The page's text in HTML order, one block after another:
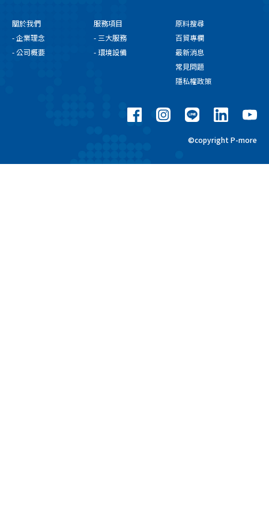
關於我們
- 企業理念
- 公司概要
服務項目
- 三大服務
- 環境設備
原料搜尋
百貿專欄
最新消息
常見問題
隱私權政策
©copyright P-more